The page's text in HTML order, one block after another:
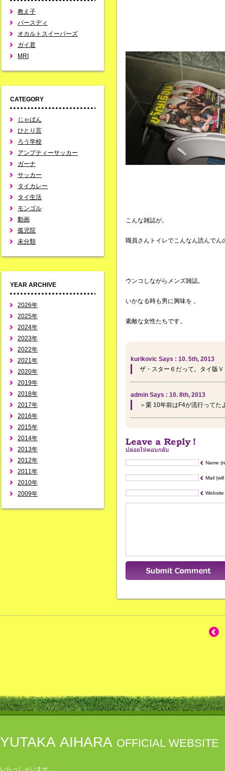
教え子
バースディ
オカルトスイーパーズ
ガイ君
MRI
CATEGORY
じゃぱん
ひとり言
ろう学校
アンプティーサッカー
ガーナ
サッカー
タイカレー
タイ生活
モンゴル
動画
孤児院
未分類
YEAR ARCHIVE
2026年
2025年
2024年
2023年
2022年
2021年
2020年
2019年
2018年
2017年
2016年
2015年
2014年
2013年
2012年
2011年
2010年
2009年
こんな雑誌が。
職員さんトイレでこんなん読んでん
ウンコしながらメンズ雑誌。
いかなる時も男に興味を 。
素敵な女性たちです。
kurikovic Says : 10. 5th, 2013
ザ・スター６だって。タイ版
admin Says : 10. 8th, 2013
＞栗 10年前はF4が流行ってた
Name
Mail
Website
YUTAKA AIHARA OFFICIAL WEBSITE
いらっしゃいませ。